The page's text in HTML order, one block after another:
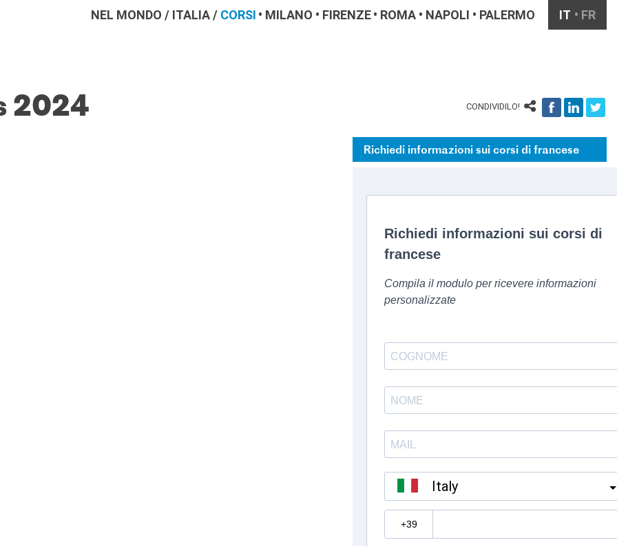
NEL MONDO / ITALIA/ CORSI MILANO FIRENZE ROMA NAPOLI PALERMO IT FR
2024 CONDIVIDILO!
Richiedi informazioni sui corsi di francese